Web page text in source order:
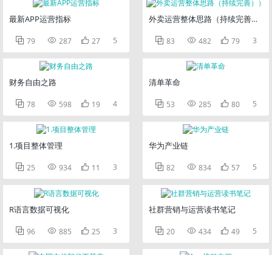
最新APP运营指标
 79  287  27 5
财务自由之路
 78  598  19 4
1.项目整体管理
 25  934  11 3
R语言数据可视化
 96  885  25 3
外卖运营整体思路（持续完善））
 83  482  79 3
清单革命
 53  285  80 5
华为产业链
 82  834  57 5
社群营销与运营读书笔记
 20  434  49 5